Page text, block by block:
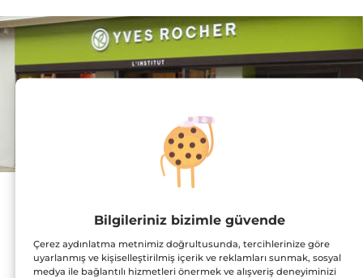
Şenlikköy Mahallesi,
Harman Sokak, No:48,
Flyinn AVM, Mağaza
No:Z43 Florya
34145 Bakırköy
HARİTADA GÖSTER
Bilgileriniz bizimle güvende
Çerez aydınlatma metnimiz doğrultusunda, tercihlerinize göre
uyarlanmış ve kişiselleştirilmiş içerik ve reklamları sunmak, sosyal
medya ile bağlantılı hizmetleri önermek ve alışveriş deneyiminizi